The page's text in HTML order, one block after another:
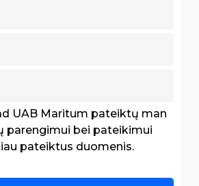
UAB Maritum pateiktų man
parengimui bei pateikimui
pateiktus duomenis.